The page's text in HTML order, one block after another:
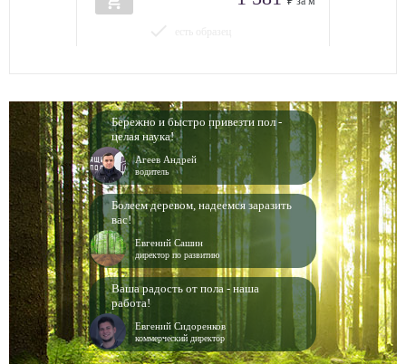
Бережно и быстро привезти пол -
целая наука!
Агеев Андрей
водитель
Болеем деревом, надеемся заразить
вас!
Евгений Сашин
директор по развитию
Ваша радость от пола - наша
работа!
Евгений Сидоренков
коммерческий директор